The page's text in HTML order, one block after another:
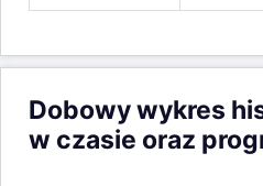
Dobowy wykres
w czasie oraz